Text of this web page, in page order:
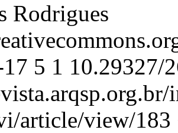
Rodrigues
5 1 10.29327/
article/view/183